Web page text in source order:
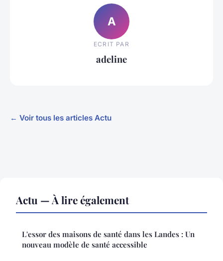
A
ECRIT PAR
adeline
← Voir tous les articles Actu
Actu — À lire également
L'essor des maisons de santé dans les Landes : Un
nouveau modèle de santé accessible